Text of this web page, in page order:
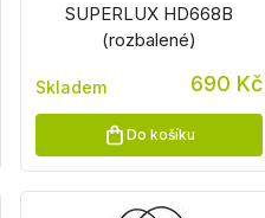
SUPERLUX HD668B
(rozbalené)
Skladem 690 Kč
Do košíku